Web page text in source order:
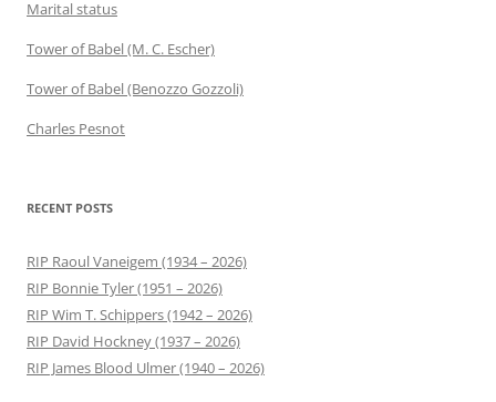
Marital status
Tower of Babel (M. C. Escher)
Tower of Babel (Benozzo Gozzoli)
Charles Pesnot
RECENT POSTS
RIP Raoul Vaneigem (1934 – 2026)
RIP Bonnie Tyler (1951 – 2026)
RIP Wim T. Schippers (1942 – 2026)
RIP David Hockney (1937 – 2026)
RIP James Blood Ulmer (1940 – 2026)